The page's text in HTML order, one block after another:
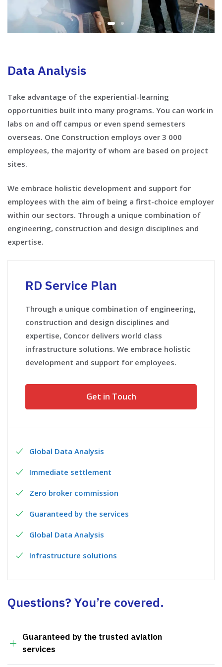
Data Analysis
Take advantage of the experiential-learning
opportunities built into many programs. You can work in
labs on and off campus or even spend semesters
overseas. One Construction employs over 3 000
employees, the majority of whom are based on project
sites.
We embrace holistic development and support for
employees with the aim of being a first-choice employer
within our sectors. Through a unique combination of
engineering, construction and design disciplines and
expertise.
RD Service Plan
Through a unique combination of engineering,
construction and design disciplines and
expertise, Concor delivers world class
infrastructure solutions. We embrace holistic
development and support for employees.
Get in Touch
Global Data Analysis
Immediate settlement
Zero broker commission
Guaranteed by the services
Global Data Analysis
Infrastructure solutions
Questions? You’re covered.
Guaranteed by the trusted aviation
services